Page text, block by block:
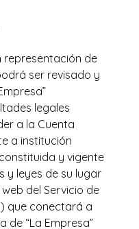
representación de
ser revisado y
legales
a la Cuenta
a institución
y vigente
y leyes de su lugar
del Servicio de
que conectará a
de “La Empresa”